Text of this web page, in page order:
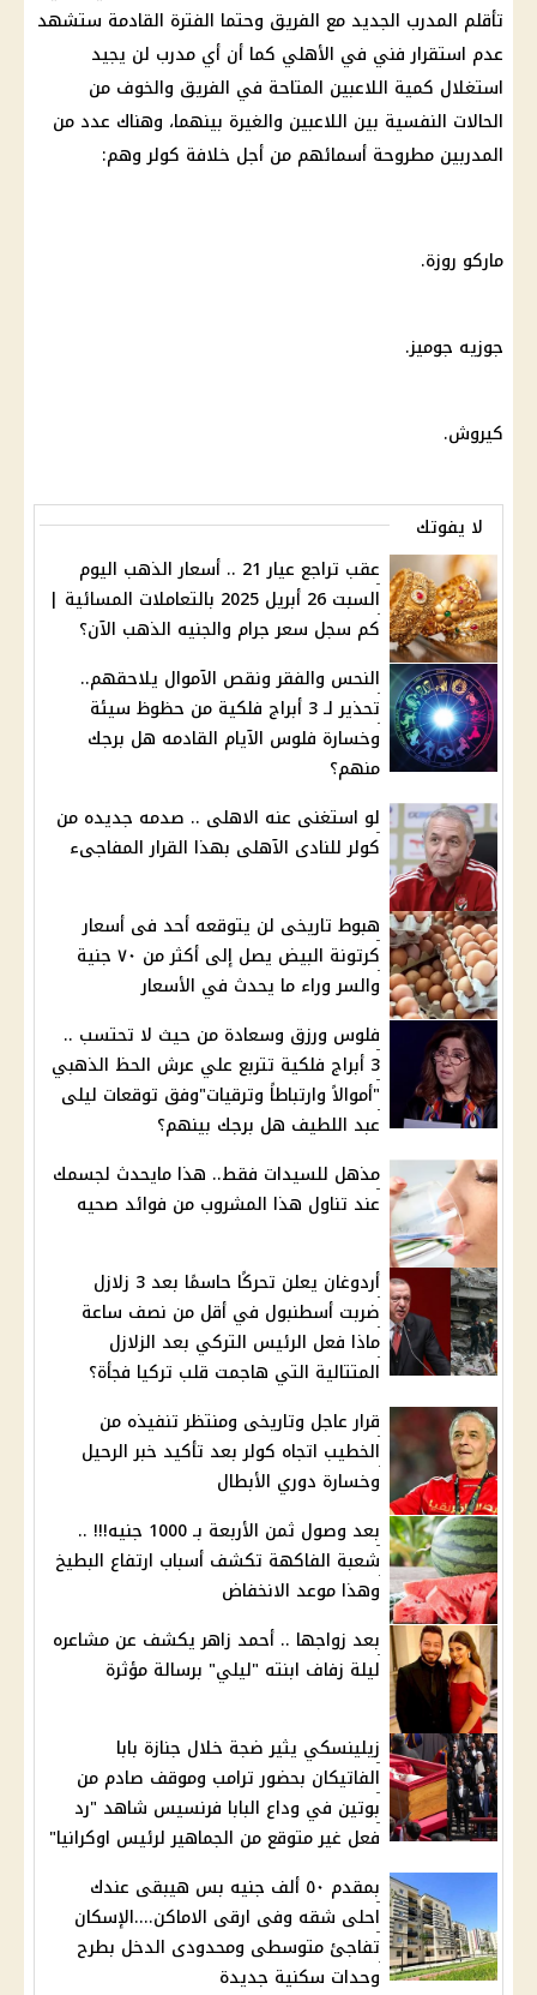
تأقلم المدرب الجديد مع الفريق وحتما الفترة القادمة ستشهد
عدم استقرار فني في الأهلي كما أن أي مدرب لن يجيد
استغلال كمية اللاعبين المتاحة في الفريق والخوف من
الحالات النفسية بين اللاعبين والغيرة بينهما، وهناك عدد من
المدربين مطروحة أسمائهم من أجل خلافة كولر وهم:
ماركو روزة.
جوزيه جوميز.
كيروش.
لا يفوتك
عقب تراجع عيار 21 .. أسعار الذهب اليوم
السبت 26 أبريل 2025 بالتعاملات المسائية |
كم سجل سعر جرام والجنيه الذهب الآن؟
النحس والفقر ونقص الآموال يلاحقهم..
تحذير لـ 3 أبراج فلكية من حظوظ سيئة
وخسارة فلوس الآيام القادمه هل برجك
منهم؟
لو استغنى عنه الاهلى .. صدمه جديده من
كولر للنادى الآهلى بهذا القرار المفاجىء
هبوط تاريخى لن يتوقعه أحد فى أسعار
كرتونة البيض يصل إلى أكثر من ٧٠ جنية
والسر وراء ما يحدث في الأسعار
فلوس ورزق وسعادة من حيث لا تحتسب ..
3 أبراج فلكية تتربع علي عرش الحظ الذهبي
"أموالاً وارتباطاً وترقيات"وفق توقعات ليلى
عبد اللطيف هل برجك بينهم؟
مذهل للسيدات فقط.. هذا مايحدث لجسمك
عند تناول هذا المشروب من فوائد صحيه
أردوغان يعلن تحركًا حاسمًا بعد 3 زلازل
ضربت أسطنبول في أقل من نصف ساعة
ماذا فعل الرئيس التركي بعد الزلازل
المتتالية التي هاجمت قلب تركيا فجأة؟
قرار عاجل وتاريخى ومنتظر تنفيذه من
الخطيب اتجاه كولر بعد تأكيد خبر الرحيل
وخسارة دوري الأبطال
بعد وصول ثمن الأربعة بـ 1000 جنيه!!! ..
شعبة الفاكهة تكشف أسباب ارتفاع البطيخ
وهذا موعد الانخفاض
بعد زواجها .. أحمد زاهر يكشف عن مشاعره
ليلة زفاف ابنته "ليلي" برسالة مؤثرة
زيلينسكي يثير ضجة خلال جنازة بابا
الفاتيكان بحضور ترامب وموقف صادم من
بوتين في وداع البابا فرنسيس شاهد "رد
فعل غير متوقع من الجماهير لرئيس اوكرانيا"
بمقدم ٥٠ ألف جنيه بس هيبقى عندك
احلى شقه وفى ارقى الاماكن....الإسكان
تفاجئ متوسطى ومحدودى الدخل بطرح
وحدات سكنية جديدة